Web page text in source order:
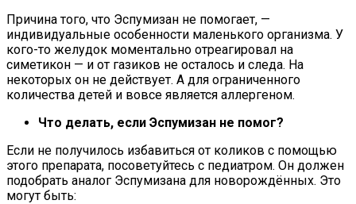
Причина того, что Эспумизан не помогает, —
индивидуальные особенности маленького организма. У
кого-то желудок моментально отреагировал на
симетикон — и от газиков не осталось и следа. На
некоторых он не действует. А для ограниченного
количества детей и вовсе является аллергеном.
Что делать, если Эспумизан не помог?
Если не получилось избавиться от коликов с помощью
этого препарата, посоветуйтесь с педиатром. Он должен
подобрать аналог Эспумизана для новорождённых. Это
могут быть: